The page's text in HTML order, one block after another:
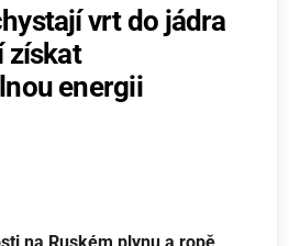
vrt do jádra
získat
energii